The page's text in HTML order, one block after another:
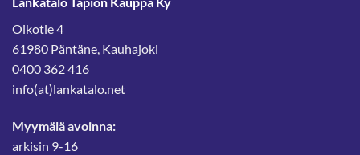
Oikotie 4
61980 Päntäne, Kauhajoki
0400 362 416
info(at)lankatalo.net
Myymälä avoinna:
arkisin 9-16